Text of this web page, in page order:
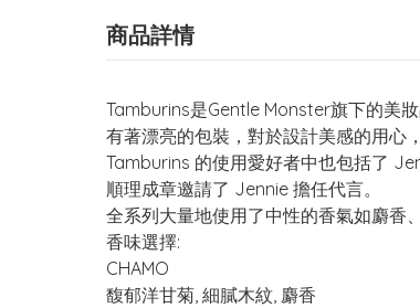
商品詳情
Tamburins是Gentle Monster旗下的美
有著漂亮的包裝，對於設計美感的用心
Tamburins 的使用愛好者中也包括了
順理成章邀請了 Jennie 擔任代言。
全系列大量地使用了中性的香氣如麝香
香味選擇:
CHAMO
馥郁洋甘菊, 細膩木紋, 麝香